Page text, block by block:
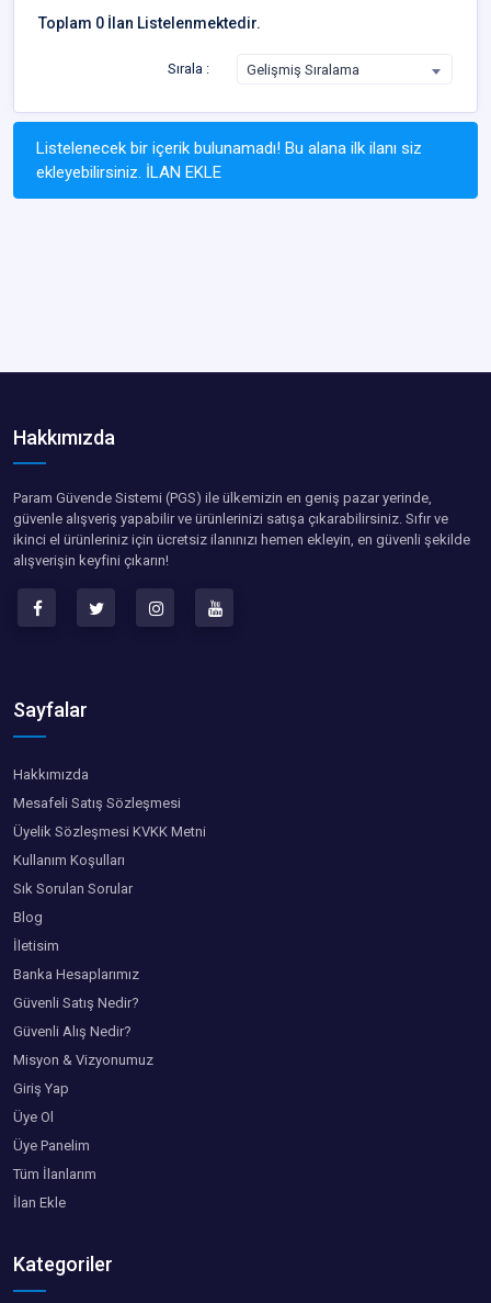
Toplam 0 İlan Listelenmektedir.
Sırala : Gelişmiş Sıralama
Listelenecek bir içerik bulunamadı! Bu alana ilk ilanı siz
ekleyebilirsiniz. İLAN EKLE
Hakkımızda
Param Güvende Sistemi (PGS) ile ülkemizin en geniş pazar yerinde,
güvenle alışveriş yapabilir ve ürünlerinizi satışa çıkarabilirsiniz. Sıfır ve
ikinci el ürünleriniz için ücretsiz ilanınızı hemen ekleyin, en güvenli şekilde
alışverişin keyfini çıkarın!
Sayfalar
Hakkımızda
Mesafeli Satış Sözleşmesi
Üyelik Sözleşmesi KVKK Metni
Kullanım Koşulları
Sık Sorulan Sorular
Blog
İletisim
Banka Hesaplarımız
Güvenli Satış Nedir?
Güvenli Alış Nedir?
Misyon & Vizyonumuz
Giriş Yap
Üye Ol
Üye Panelim
Tüm İlanlarım
İlan Ekle
Kategoriler